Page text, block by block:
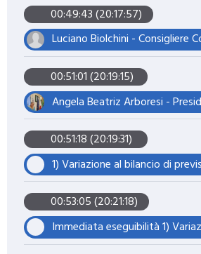
00:49:43 (20:17:57)
Luciano Biolchini - Consigliere
00:51:01 (20:19:15)
00:51:18 (20:19:31)
00:53:05 (20:21:18)